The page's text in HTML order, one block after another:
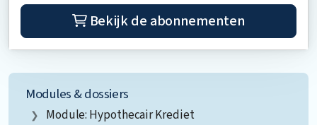
Bekijk de abonnementen
Modules & dossiers
Module: Hypothecair Krediet